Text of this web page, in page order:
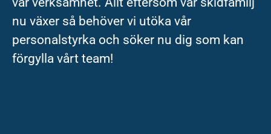
nu växer så behöver vi utöka vår
personalstyrka och söker nu dig som kan
förgylla vårt team!